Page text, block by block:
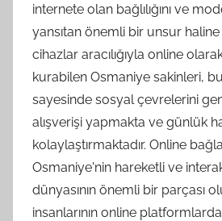
internete olan bağlılığını ve
yansıtan önemli bir unsur
cihazlar aracılığıyla online
kurabilen Osmaniye sakinleri,
sayesinde sosyal çevrelerini
alışverişi yapmakta ve günlük
kolaylaştırmaktadır. Online
Osmaniye'nin hareketli ve
dünyasının önemli bir parçası
insanlarının online